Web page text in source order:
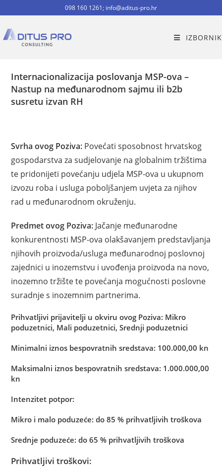
098 160 1261; info@aditus-pro.hr
IZBORNIK
Internacionalizacija poslovanja MSP-ova –
Nastup na međunarodnom sajmu ili b2b
susretu izvan RH
Svrha ovog Poziva: Povećati sposobnost hrvatskog
gospodarstva za sudjelovanje na globalnim tržištima
te pridonijeti povećanju udjela MSP-ova u ukupnom
izvozu roba i usluga poboljšanjem uvjeta za njihov
rad u međunarodnom okruženju.
Predmet ovog Poziva: Jačanje međunarodne
konkurentnosti MSP-ova olakšavanjem predstavljanja
njihovih proizvoda/usluga međunarodnoj poslovnoj
zajednici u inozemstvu i uvođenja proizvoda na novo,
inozemno tržište te povećanja mogućnosti poslovne
suradnje s inozemnim partnerima.
Prihvatljivi prijavitelji u okviru ovog Poziva: Mikro
poduzetnici, Mali poduzetnici, Srednji poduzetnici
Minimalni iznos bespovratnih sredstava: 100.000,00 kn
Maksimalni iznos bespovratnih sredstava: 1.000.000,00
kn
Intenzitet potpor:
Mikro i malo poduzeće: do 85 % prihvatljivih troškova
Srednje poduzeće: do 65 % prihvatljivih troškova
Prihvatljivi troškovi: